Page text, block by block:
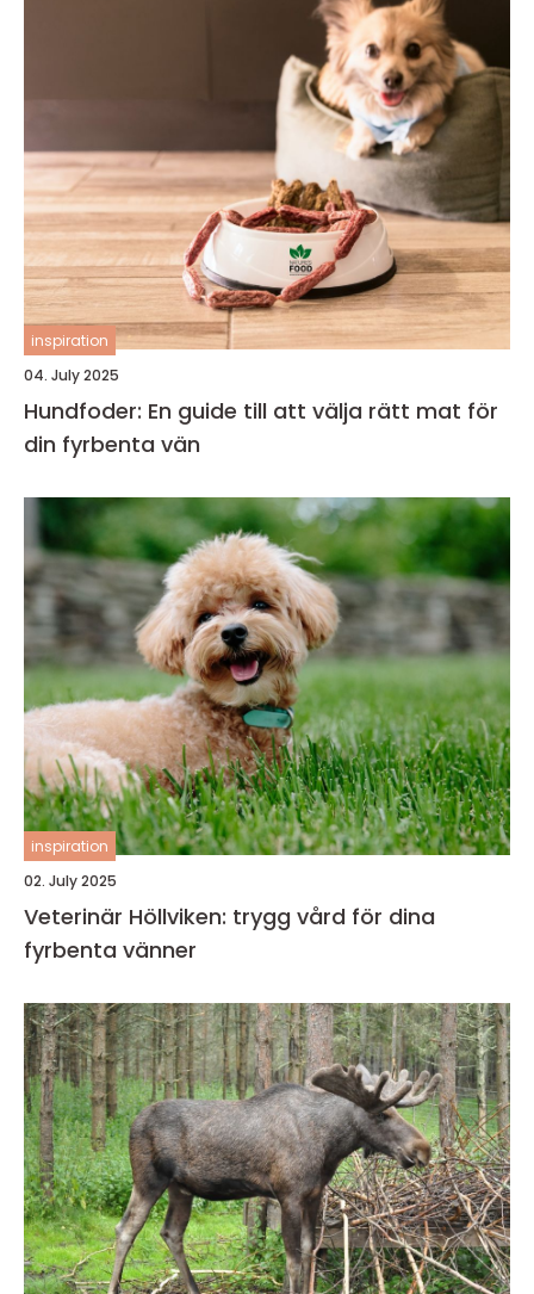
inspiration
04. July 2025
Hundfoder: En guide till att välja rätt mat för
din fyrbenta vän
inspiration
02. July 2025
Veterinär Höllviken: trygg vård för dina
fyrbenta vänner